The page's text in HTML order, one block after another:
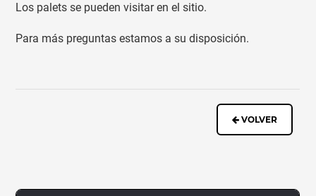
Los palets se pueden visitar en el sitio.
Para más preguntas estamos a su disposición.
VOLVER